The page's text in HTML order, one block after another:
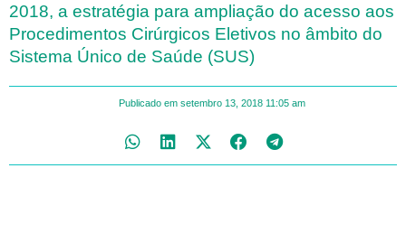
2018, a estratégia para ampliação do acesso aos
Procedimentos Cirúrgicos Eletivos no âmbito do
Sistema Único de Saúde (SUS)
Publicado em setembro 13, 2018 11:05 am